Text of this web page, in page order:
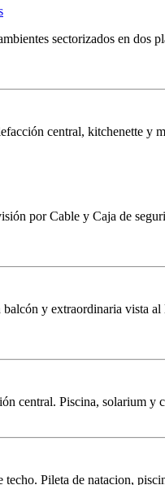
sectorizados en
central, kitchenette y
por Cable y Caja de
y extraordinaria
central. Piscina, solarium y
Pileta de natacion,